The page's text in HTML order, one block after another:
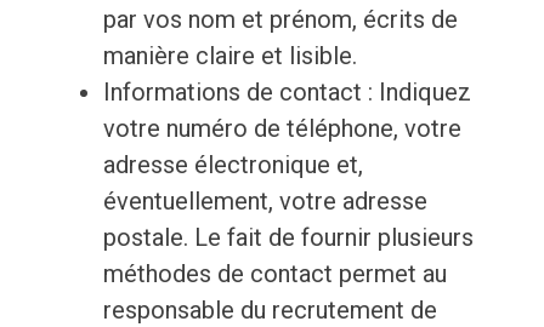
par vos nom et prénom, écrits de
manière claire et lisible.
Informations de contact : Indiquez
votre numéro de téléphone, votre
adresse électronique et,
éventuellement, votre adresse
postale. Le fait de fournir plusieurs
méthodes de contact permet au
responsable du recrutement de